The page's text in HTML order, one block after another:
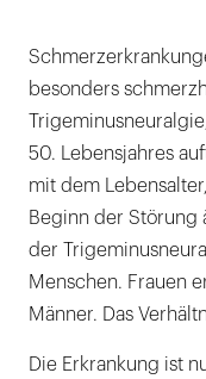
Perkutane
besonders
50. Lebensjahres
mit dem
Beginn der Störung
der
Menschen. Frauen
Männer. Das
Die Erkrankung ist